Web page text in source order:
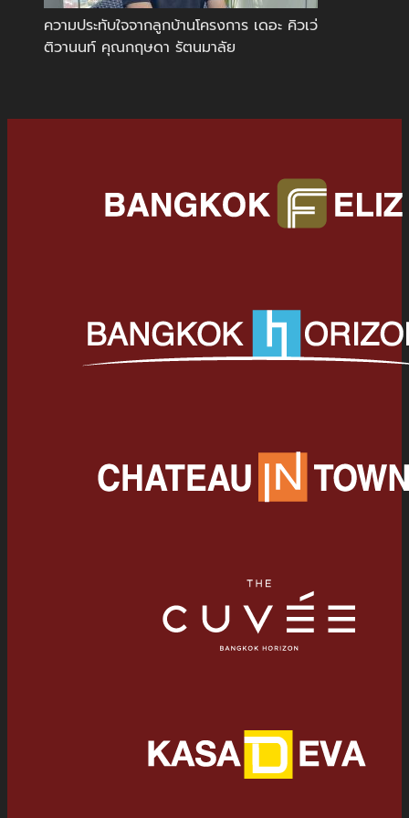
ความประทับใจจากลูกบ้านโครงการ เดอะ คิวเว่
ติวานนท์ คุณกฤษดา รัตนมาลัย